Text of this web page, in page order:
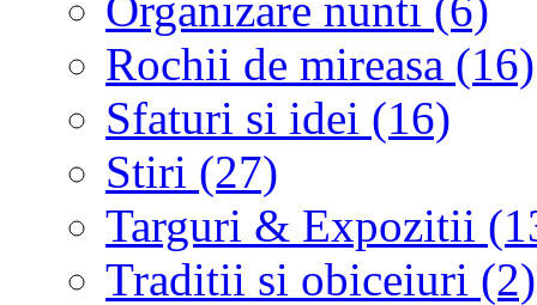
Rochii de mireasa (16)
Sfaturi si idei (16)
Stiri (27)
Targuri & Expozitii
Traditii si obiceiuri (2)